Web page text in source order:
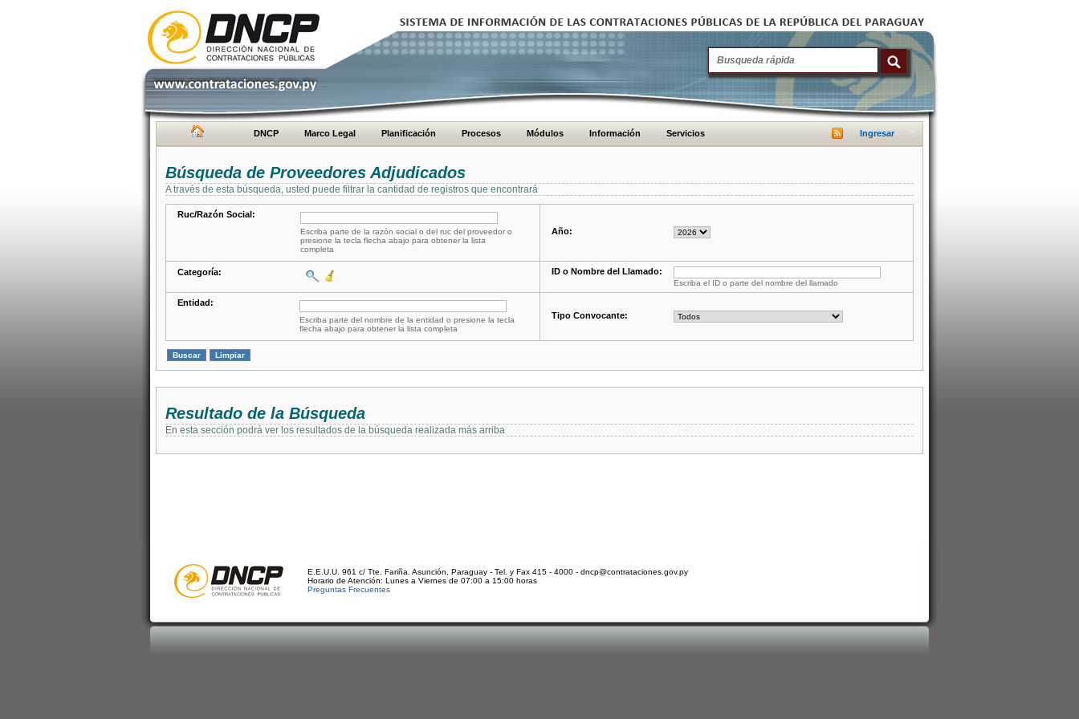
DNCP Marco Legal Planificación Procesos Módulos Información Servicios Ingresar
Búsqueda de Proveedores Adjudicados
A través de esta búsqueda, usted puede filtrar la cantidad de registros que encontrará
Ruc/Razón Social:
Escriba parte de la razón social o del ruc del proveedor o
presione la tecla flecha abajo para obtener la lista
completa
Año:
Categoría: ID o Nombre del Llamado:
Escriba el ID o parte del nombre del llamado
Entidad:
Escriba parte del nombre de la entidad o presione la tecla
flecha abajo para obtener la lista completa
Tipo Convocante:
Resultado de la Búsqueda
En esta sección podrá ver los resultados de la búsqueda realizada más arriba
E.E.U.U. 961 c/ Tte. Fariña. Asunción, Paraguay - Tel. y Fax 415 - 4000 - dncp@contrataciones.gov.py
Horario de Atención: Lunes a Viernes de 07:00 a 15:00 horas
Preguntas Frecuentes